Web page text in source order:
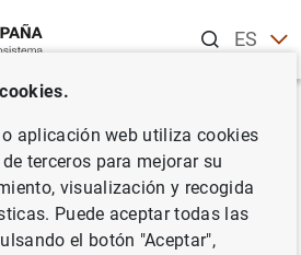
ESEN
emisiones de
zona del euro:
aplicación web utiliza cookies
terceros para mejorar su
visualización y recogida
Puede aceptar todas las
el botón "Aceptar",